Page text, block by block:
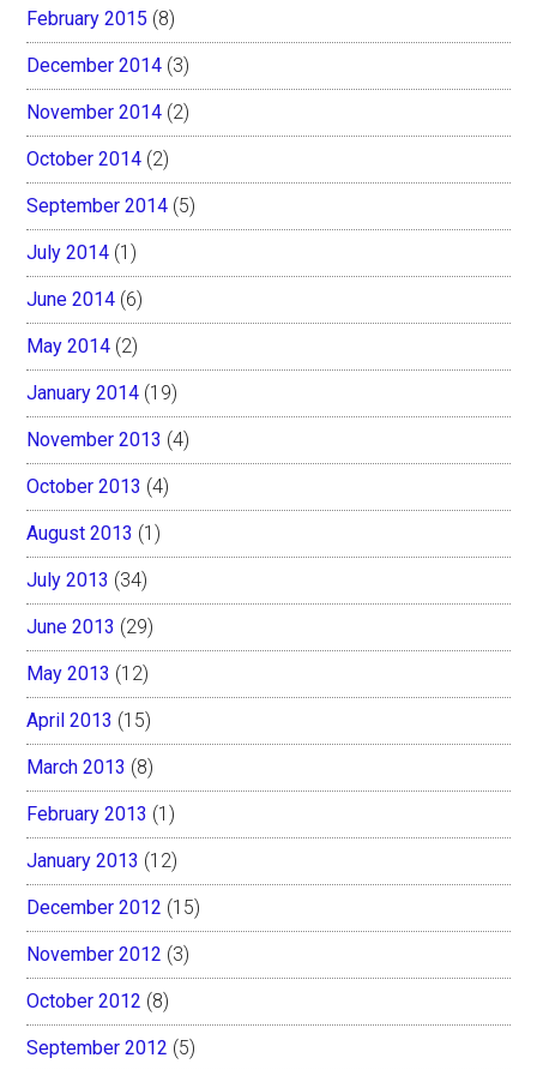
February 2015 (8)
December 2014 (3)
November 2014 (2)
October 2014 (2)
September 2014 (5)
July 2014 (1)
June 2014 (6)
May 2014 (2)
January 2014 (19)
November 2013 (4)
October 2013 (4)
August 2013 (1)
July 2013 (34)
June 2013 (29)
May 2013 (12)
April 2013 (15)
March 2013 (8)
February 2013 (1)
January 2013 (12)
December 2012 (15)
November 2012 (3)
October 2012 (8)
September 2012 (5)